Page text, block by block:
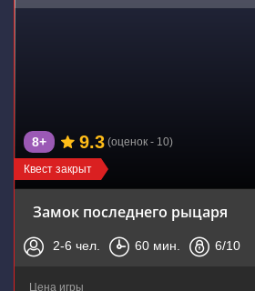
Квест закрыт
8+ 9.3 (оценок - 10)
Замок последнего рыцаря
2-6 чел. 60 мин. 6/10
Цена игры